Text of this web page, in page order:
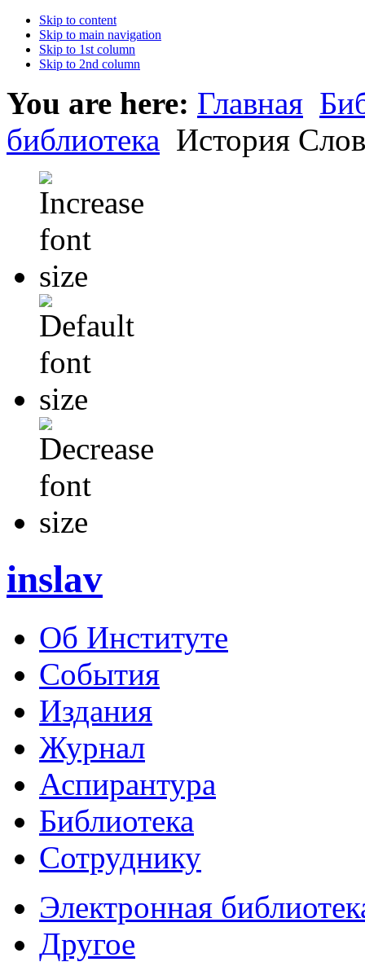
Skip to content
Skip to main navigation
Skip to 1st column
Skip to 2nd column
You are here: Главная
библиотека История
inslav
Об Институте
События
Издания
Журнал
Аспирантура
Библиотека
Сотруднику
Электронная
Другое